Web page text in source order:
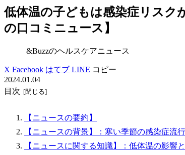
低体温の子どもは感染症リスク
の口コミニュース】
&Buzzのヘルスケアニュース
X Facebook はてブ LINE コピー
2024.01.04
目次
【ニュースの要約】
【ニュースの背景】：寒い季節の感染症流
【ニュースに関する知識】：低体温の影響